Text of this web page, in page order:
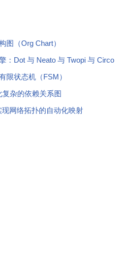
图（Org Chart）
：Dot 与 Neato 与 Twopi 与 Circo
限状态机（FSM）
杂的依赖关系图
网络拓扑的自动化映射